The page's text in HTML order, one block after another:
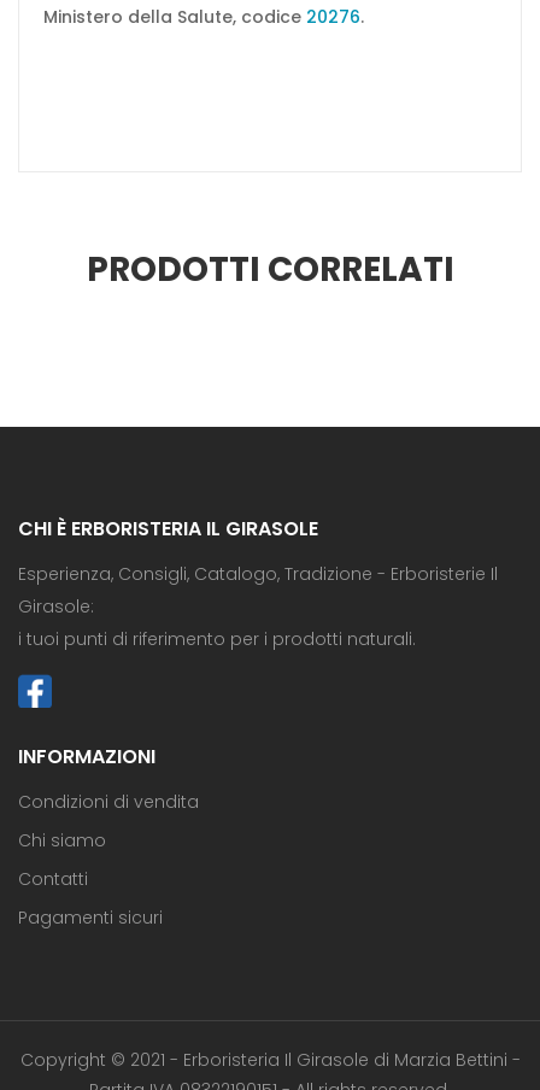
Ministero della Salute, codice 20276.
PRODOTTI CORRELATI
CHI È ERBORISTERIA IL GIRASOLE
Esperienza, Consigli, Catalogo, Tradizione - Erboristerie Il
Girasole:
i tuoi punti di riferimento per i prodotti naturali.
INFORMAZIONI
Condizioni di vendita
Chi siamo
Contatti
Pagamenti sicuri
Copyright © 2021 - Erboristeria Il Girasole di Marzia Bettini -